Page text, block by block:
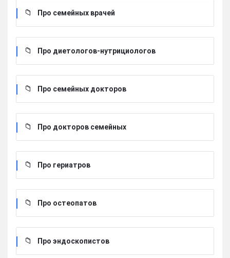
Про семейных врачей
Про диетологов-нутрициологов
Про семейных докторов
Про докторов семейных
Про гериатров
Про остеопатов
Про эндоскопистов